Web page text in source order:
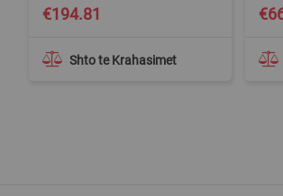
Shto te Krahasimet
€194.81